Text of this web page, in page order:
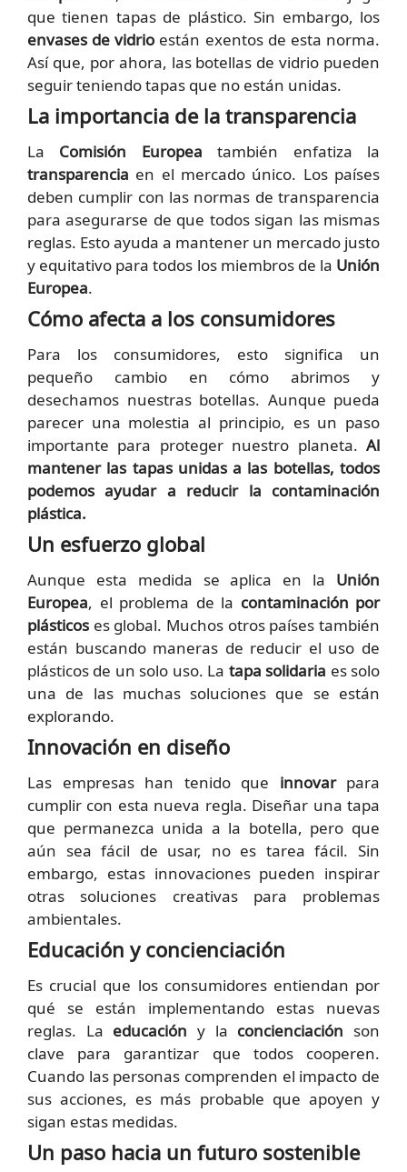
que tienen tapas de plástico. Sin embargo, los
envases de vidrio están exentos de esta norma.
Así que, por ahora, las botellas de vidrio pueden
seguir teniendo tapas que no están unidas.
La importancia de la transparencia
La Comisión Europea también enfatiza la
transparencia en el mercado único. Los países
deben cumplir con las normas de transparencia
para asegurarse de que todos sigan las mismas
reglas. Esto ayuda a mantener un mercado justo
y equitativo para todos los miembros de la Unión
Europea.
Cómo afecta a los consumidores
Para los consumidores, esto significa un
pequeño cambio en cómo abrimos y
desechamos nuestras botellas. Aunque pueda
parecer una molestia al principio, es un paso
importante para proteger nuestro planeta. Al
mantener las tapas unidas a las botellas, todos
podemos ayudar a reducir la contaminación
plástica.
Un esfuerzo global
Aunque esta medida se aplica en la Unión
Europea, el problema de la contaminación por
plásticos es global. Muchos otros países también
están buscando maneras de reducir el uso de
plásticos de un solo uso. La tapa solidaria es solo
una de las muchas soluciones que se están
explorando.
Innovación en diseño
Las empresas han tenido que innovarpara
cumplir con esta nueva regla. Diseñar una tapa
que permanezca unida a la botella, pero que
aún sea fácil de usar, no es tarea fácil. Sin
embargo, estas innovaciones pueden inspirar
otras soluciones creativas para problemas
ambientales.
Educación y concienciación
Es crucial que los consumidores entiendan por
qué se están implementando estas nuevas
reglas. La educación y la concienciación son
clave para garantizar que todos cooperen.
Cuando las personas comprenden el impacto de
sus acciones, es más probable que apoyen y
sigan estas medidas.
Un paso hacia un futuro sostenible